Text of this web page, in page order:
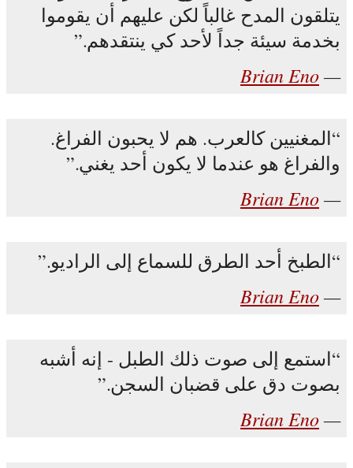
يتلقون المدح غالباً لكن عليهم أن يقوموا
بخدمة سيئة جداً لأحد كي ينتقدهم.
Brian Eno
المغنيين كالعرب. هم لا يحبون الفراغ.
والفراغ هو عندما لا يكون أحد يغني.
Brian Eno
الطبخ أحد الطرق للسماع إلى الراديو.
Brian Eno
استمع إلى صوت ذلك الطبل - إنه أشبه
بصوت دق على قضبان السجن.
Brian Eno